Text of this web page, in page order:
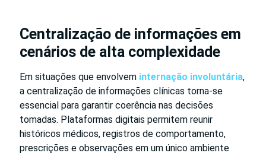
Centralização de informações em
cenários de alta complexidade
Em situações que envolvem internação involuntária,
a centralização de informações clínicas torna-se
essencial para garantir coerência nas decisões
tomadas. Plataformas digitais permitem reunir
históricos médicos, registros de comportamento,
prescrições e observações em um único ambiente